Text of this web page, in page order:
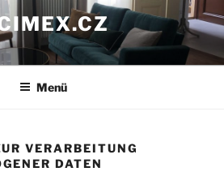
Menü
VERARBEITUNG
DATEN